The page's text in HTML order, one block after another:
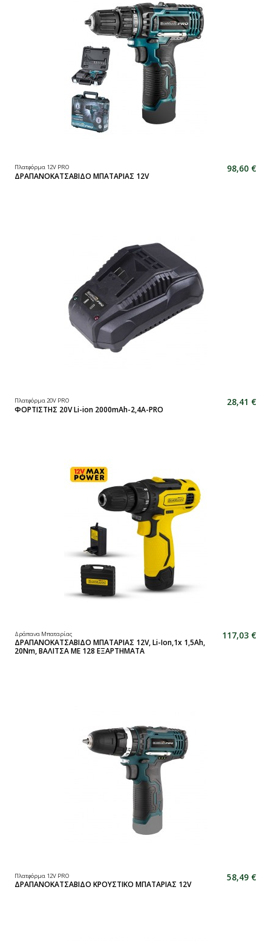
Πλατφόρμα 12V PRO
ΔΡΑΠΑΝΟΚΑΤΣΑΒΙΔΟ ΜΠΑΤΑΡΙΑΣ 12V
98,60 €
Πλατφόρμα 20V PRO
ΦΟΡΤΙΣΤΗΣ 20V Li-ion 2000mAh-2,4A-PRO
28,41 €
Δράπανα Μπαταρίας
ΔΡΑΠΑΝΟΚΑΤΣΑΒΙΔΟ ΜΠΑΤΑΡΙΑΣ 12V, Li-Ion,1x 1,5Ah,
20Nm, ΒΑΛΙΤΣΑ ΜΕ 128 ΕΞΑΡΤΗΜΑΤΑ
117,03 €
Πλατφόρμα 12V PRO
ΔΡΑΠΑΝΟΚΑΤΣΑΒΙΔΟ ΚΡΟΥΣΤΙΚΟ ΜΠΑΤΑΡΙΑΣ 12V
58,49 €